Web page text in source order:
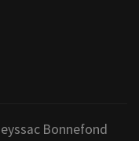
Bonnefond